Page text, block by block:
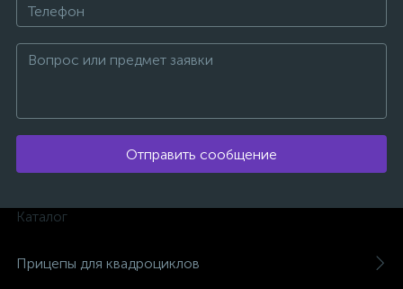
Отправить сообщение
Каталог
Прицепы для квадроциклов